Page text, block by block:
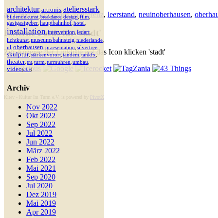
architektur, artronis, ateliersstark,
bildendekunst,breakdance,design,film,
gastgastgeber, hauptbahnhof, hotel,
installation, intervention, ledart,
lichtkunst, museumsbahnsteig, niederlande,
nl, oberhausen, praesentation, silvertree,
skulptur,stärkenvorort,tandem, tankfx,
theater, tnt, turm, turmuhren, umbau,
video(alle)
Archiv
Nov 2022
Okt 2022
Sep 2022
Jul 2022
Jun 2022
März 2022
Feb 2022
Mai 2021
Sep 2020
Jul 2020
Dez 2019
Mai 2019
Apr 2019
architektur,hochhaus,konferenz, leerstand, neuinoberhausen,
Externe Feeds für 'stadt'
Zur Anzeige der Linkliste auf das Icon klicken 'stadt'
Kitev - Kultur Im Turm e.V. is powered by PivotX